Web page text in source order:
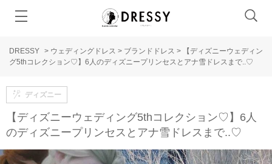
DRESSY > ウェディングドレス > ブランドドレス >
【ディズニーウェディン
グ5thコレクション♡】6人のディズニープリンセスとアナ雪ドレスまで..♡
ディズニー
【ディズニーウェディング5thコレクション♡】6人
のディズニープリンセスとアナ雪ドレスまで..♡